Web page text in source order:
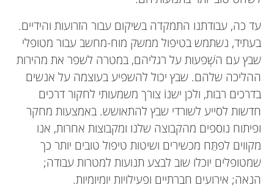
עד כה, עבודתנו התמקדה בשיקום עבור הזרועות והידיים.
בעתיד, נשתמש בטיפול ממשק מוח-מחשב עבור מטופלי
שבץ עם השְׁפעות על רגליהם, במטרה לשפר את מהירות
ההליכה שלהם. שבץ יכול להשפיע בעוצמה על אנשים
בדרכים רבות, ולכן ישנוֹ צורך משמעותי לחקור דרכים
חדשות לסייע לשורדי שבץ להתאושש. באמצעות מחקר
ופיתוח נוספים מהקבוצה שלנו ומקבוצות אחרות, אנו
מקווים לפתֵּח מכשירים ושיטות טיפול טובים יותר כך
שמטופלים יוכלו שוב לבצע תנועות למטרות עבודה;
הנאה; אירועים חברתיים ופעילויות יומיומיות.